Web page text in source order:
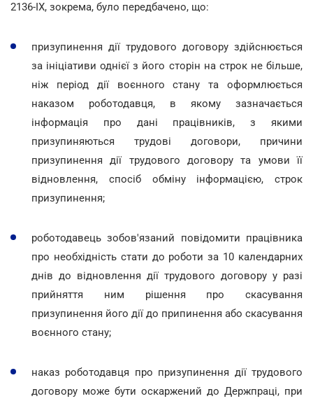
2136-ІХ, зокрема, було передбачено, що:
призупинення дії трудового договору здійснюється
за ініціативи однієї з його сторін на строк не більше,
ніж період дії воєнного стану та оформлюється
наказом роботодавця, в якому зазначається
інформація про дані працівників, з якими
призупиняються трудові договори, причини
призупинення дії трудового договору та умови її
відновлення, спосіб обміну інформацією, строк
призупинення;
роботодавець зобов'язаний повідомити працівника
про необхідність стати до роботи за 10 календарних
днів до відновлення дії трудового договору у разі
прийняття ним рішення про скасування
призупинення його дії до припинення або скасування
воєнного стану;
наказ роботодавця про призупинення дії трудового
договору може бути оскаржений до Держпраці, при